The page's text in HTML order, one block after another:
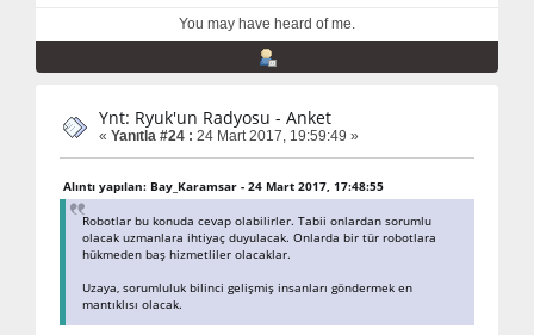
You may have heard of me.
Ynt: Ryuk'un Radyosu - Anket
« Yanıtla #24 : 24 Mart 2017, 19:59:49 »
Alıntı yapılan: Bay_Karamsar - 24 Mart 2017, 17:48:55
Robotlar bu konuda cevap olabilirler. Tabii onlardan sorumlu
olacak uzmanlara ihtiyaç duyulacak. Onlarda bir tür robotlara
hükmeden baş hizmetliler olacaklar.
Uzaya, sorumluluk bilinci gelişmiş insanları göndermek en
mantıklısı olacak.